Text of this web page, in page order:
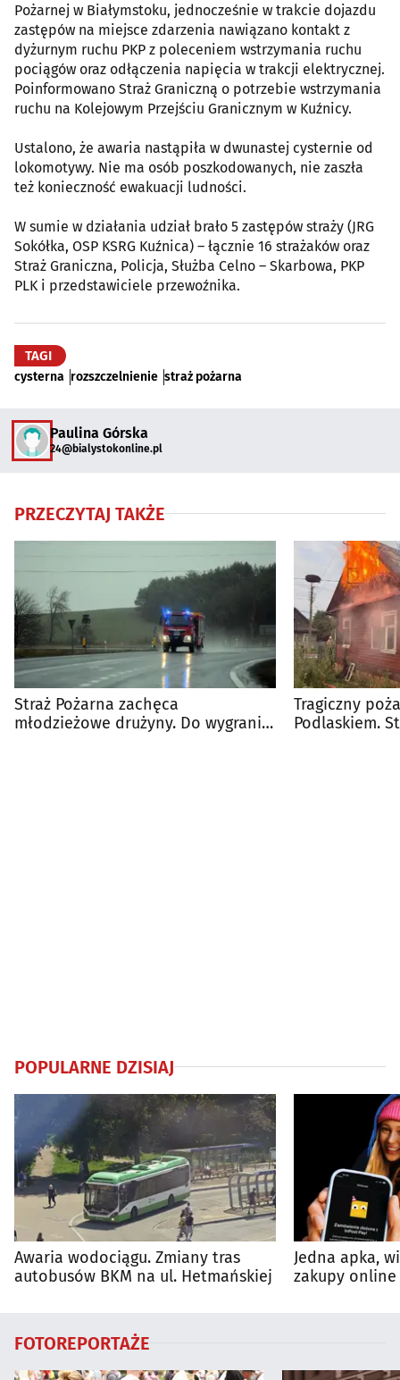
Pożarnej w Białymstoku, jednocześnie w trakcie dojazdu
zastępów na miejsce zdarzenia nawiązano kontakt z
dyżurnym ruchu PKP z poleceniem wstrzymania ruchu
pociągów oraz odłączenia napięcia w trakcji elektrycznej.
Poinformowano Straż Graniczną o potrzebie wstrzymania
ruchu na Kolejowym Przejściu Granicznym w Kuźnicy.
Ustalono, że awaria nastąpiła w dwunastej cysternie od
lokomotywy. Nie ma osób poszkodowanych, nie zaszła
też konieczność ewakuacji ludności.
W sumie w działania udział brało 5 zastępów straży (JRG
Sokółka, OSP KSRG Kuźnica) – łącznie 16 strażaków oraz
Straż Graniczna, Policja, Służba Celno – Skarbowa, PKP
PLK i przedstawiciele przewoźnika.
TAGI
cysterna rozszczelnienie straż pożarna
Paulina Górska
24@bialystokonline.pl
PRZECZYTAJ TAKŻE
Straż Pożarna zachęca
młodzieżowe drużyny. Do wygrania
Tragiczny
Podlaskiem.
POPULARNE DZISIAJ
Awaria wodociągu. Zmiany tras
autobusów BKM na ul. Hetmańskiej
Jedna apka,
zakupy online
FOTOREPORTAŻE